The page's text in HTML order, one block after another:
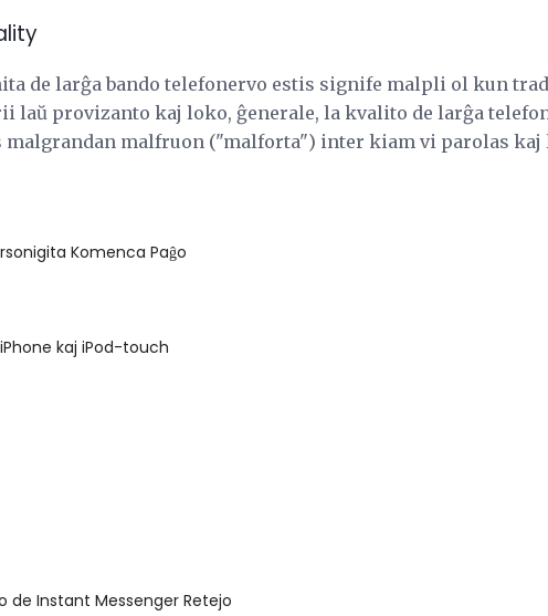
de larĝa bando telefonervo estis signife malpli ol kun
laŭ provizanto kaj loko, ĝenerale, la kvalito de larĝa
malgrandan malfruon ("malforta") inter kiam vi parolas kaj
Komenca Paĝo
kaj iPod-touch
de Instant Messenger Retejo